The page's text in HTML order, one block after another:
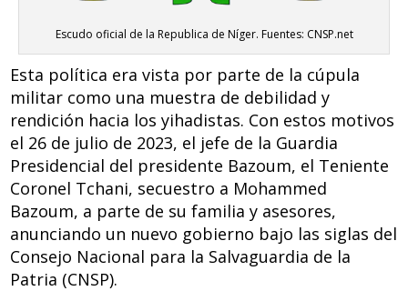
Escudo oficial de la Republica de Níger. Fuentes: CNSP.net
Esta política era vista por parte de la cúpula
militar como una muestra de debilidad y
rendición hacia los yihadistas. Con estos motivos
el 26 de julio de 2023, el jefe de la Guardia
Presidencial del presidente Bazoum, el Teniente
Coronel Tchani, secuestro a Mohammed
Bazoum, a parte de su familia y asesores,
anunciando un nuevo gobierno bajo las siglas del
Consejo Nacional para la Salvaguardia de la
Patria (CNSP).